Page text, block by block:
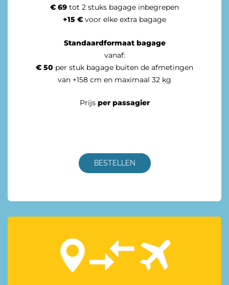
€ 69 tot 2 stuks bagage inbegrepen
+15 €voor elke extra bagage
Standaardformaat bagage
vanaf:
€ 50 per stuk bagage buiten de afmetingen
van +158 cm en maximaal 32 kg
Prijs per passagier
BESTELLEN